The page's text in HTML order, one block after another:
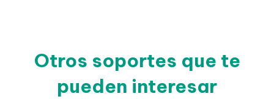
Otros soportes que te
pueden interesar